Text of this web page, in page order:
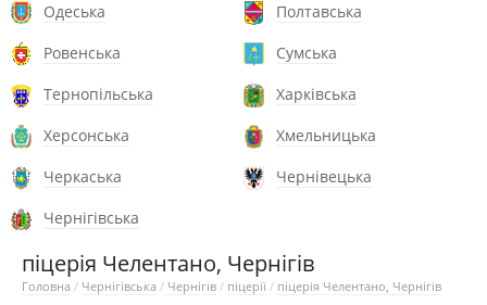
Одеська
Полтавська
Ровенська
Сумська
Тернопільська
Харківська
Херсонська
Хмельницька
Черкаська
Чернівецька
Чернігівська
піцерія Челентано, Чернігів
Головна / Чернігівська / Чернігів / піцерії / піцерія Челентано, Чернігів